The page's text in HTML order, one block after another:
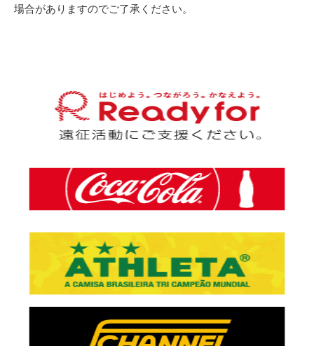
場合がありますのでご了承ください。